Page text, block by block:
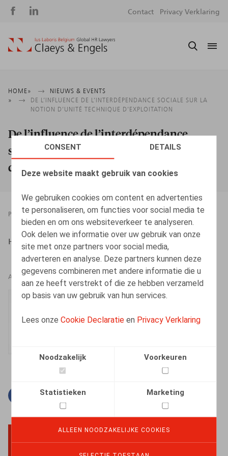
CONSENT DETAILS
Deze website maakt gebruik van cookies
We gebruiken cookies om content en advertenties
te personaliseren, om functies voor social media te
bieden en om ons websiteverkeer te analyseren.
Ook delen we informatie over uw gebruik van onze
site met onze partners voor social media,
adverteren en analyse. Deze partners kunnen deze
gegevens combineren met andere informatie die u
aan ze heeft verstrekt of die ze hebben verzameld
op basis van uw gebruik van hun services.
Lees onzeCookie Declaratie en Privacy Verklaring
Noodzakelijk Voorkeuren
Statistieken Marketing
ALLEEN NOODZAKELIJKE COOKIES
Social
Contact Privacy Verklaring
Kruimelpad
HOME
NIEUWS & EVENTS
DE L’INFLUENCE DE L’INTERDÉPENDANCE SOCIALE SUR LA
NOTION D’UNITÉ TECHNIQUE D’EXPLOITATION
De l’influence de l’interdépendance
sociale sur la notion d’unité technique
d’exploitation
PRESSROOM 01.12.2023
HR.square (online), 01/12/2023
AUTEURS
Justine Vaesen
Facebook
TwitterLinkedin